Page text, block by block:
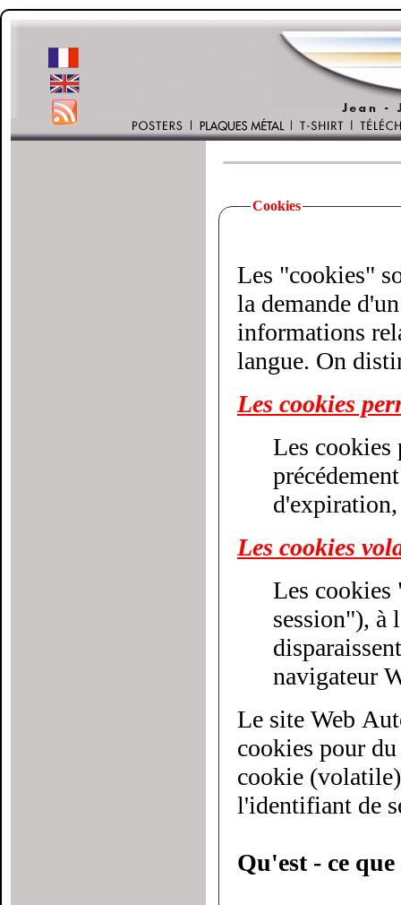
Cookies
Les "cookies"
la demande
informations relatives à votre
langue. On
Les cookies
Les cookies
précédement
Les cookies
Les cookies
session"), à la
navigateur
Le site Web
cookies pour du
cookie
l'identifiant de
Qu'est - ce